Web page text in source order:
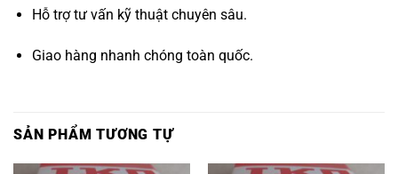
Hỗ trợ tư vấn kỹ thuật chuyên sâu.
Giao hàng nhanh chóng toàn quốc.
SẢN PHẨM TƯƠNG TỰ